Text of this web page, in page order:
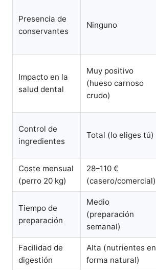
Presencia de
conservantes
Ninguno
Impacto en la
salud dental
Muy positivo
(hueso carnoso
crudo)
Control de
ingredientes
Total (lo eliges tú)
Coste mensual
(perro 20 kg)
28–110 €
(casero/comercial)
Tiempo de
preparación
Medio
(preparación
semanal)
Facilidad de
digestión
Alta (nutrientes en
forma natural)